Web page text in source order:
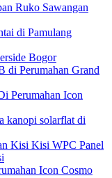
Ruko Sawangan
di Pamulang
Bogor
di Perumahan Grand
Perumahan Icon
kanopi solarflat di
Kisi Kisi WPC Panel
Icon Cosmo